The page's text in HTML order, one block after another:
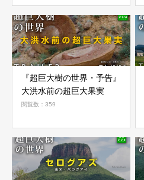
『超巨大樹の世界・予告』
大洪水前の超巨大果実
閲覧数：359